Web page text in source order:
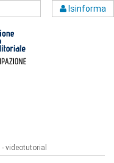
Isinforma
videotutorial